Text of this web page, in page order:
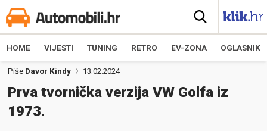
HOME VIJESTI TUNING RETRO EV-ZONA OGLASNIK
Piše Davor Kindy 13.02.2024
Prva tvornička verzija VW Golfa iz
1973.